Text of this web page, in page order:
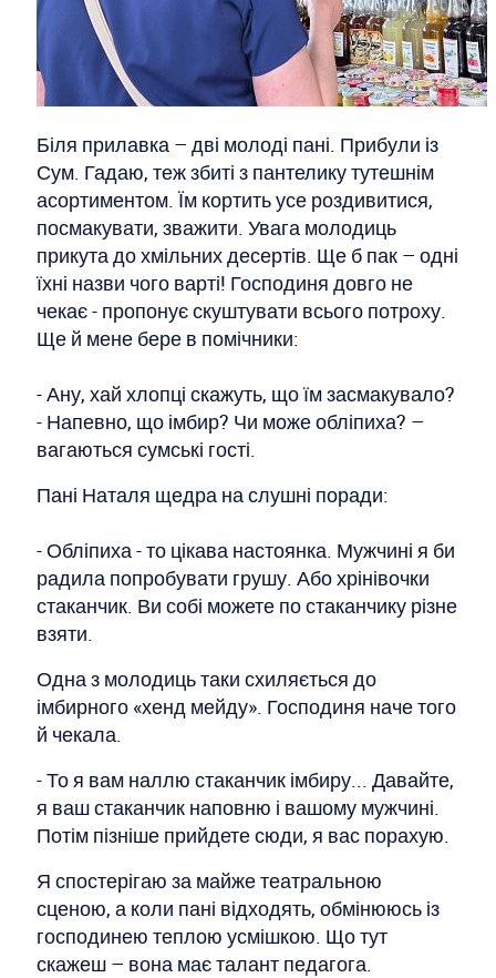
Біля прилавка – дві молоді пані. Прибули із
Сум. Гадаю, теж збиті з пантелику тутешнім
асортиментом. Їм кортить усе роздивитися,
посмакувати, зважити. Увага молодиць
прикута до хмільних десертів. Ще б пак – одні
їхні назви чого варті! Господиня довго не
чекає - пропонує скуштувати всього потроху.
Ще й мене бере в помічники:
- Ану, хай хлопці скажуть, що їм засмакувало?
- Напевно, що імбир? Чи може обліпиха? –
вагаються сумські гості.
Пані Наталя щедра на слушні поради:
- Обліпиха - то цікава настоянка. Мужчині я би
радила попробувати грушу. Або хрінівочки
стаканчик. Ви собі можете по стаканчику різне
взяти.
Одна з молодиць таки схиляється до
імбирного «хенд мейду». Господиня наче того
й чекала.
- То я вам наллю стаканчик імбиру... Давайте,
я ваш стаканчик наповню і вашому мужчині.
Потім пізніше прийдете сюди, я вас порахую.
Я спостерігаю за майже театральною
сценою, а коли пані відходять, обмінююсь із
господинею теплою усмішкою. Що тут
скажеш – вона має талант педагога.